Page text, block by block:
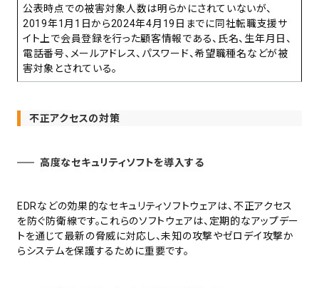
公表時点での被害対象人数は明らかにされていないが、
2019年1月1日から2024年4月19日までに同社転職支援サ
イト上で会員登録を行った顧客情報である、氏名、生年月日、
電話番号、メールアドレス、パスワード、希望職種名などが被
害対象とされている。
不正アクセスの対策
高度なセキュリティソフトを導入する
EDRなどの効果的なセキュリティソフトウェアは、不正アクセス
を防ぐ防衛線です。これらのソフトウェアは、定期的なアップデー
トを通じて最新の脅威に対応し、未知の攻撃やゼロデイ攻撃か
らシステムを保護するために重要です。